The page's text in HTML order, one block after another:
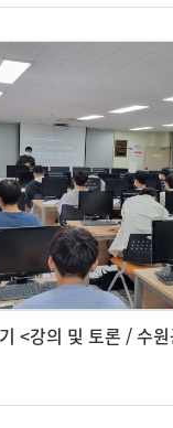
<강의 및 토론 / 수